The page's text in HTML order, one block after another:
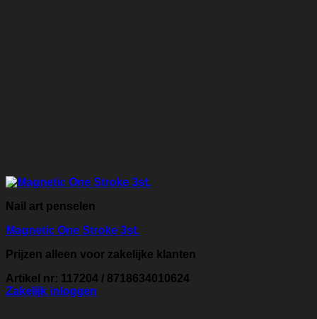
Nail art penselen
Magnetic One Stroke 3st.
Prijzen alleen voor zakelijke klanten
Artikel nr: 117204 / 8718634010624
Zakelijk inloggen